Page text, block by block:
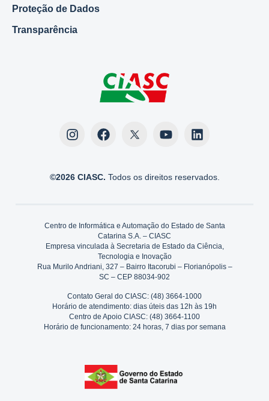
Proteção de Dados
Transparência
©2026 CIASC. Todos os direitos reservados.
Centro de Informática e Automação do Estado de Santa
Catarina S.A. – CIASC
Empresa vinculada à Secretaria de Estado da Ciência,
Tecnologia e Inovação
Rua Murilo Andriani, 327 – Bairro Itacorubi – Florianópolis –
SC – CEP 88034-902
Contato Geral do CIASC: (48) 3664-1000
Horário de atendimento: dias úteis das 12h às 19h
Centro de Apoio CIASC: (48) 3664-1100
Horário de funcionamento: 24 horas, 7 dias por semana